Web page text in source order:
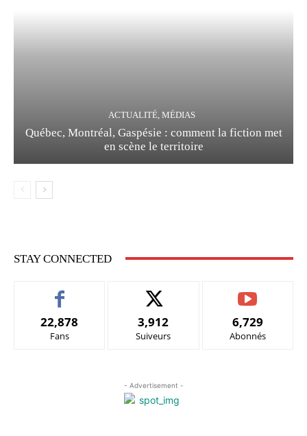
ACTUALITÉ, MÉDIAS
Québec, Montréal, Gaspésie : comment la fiction met
en scène le territoire
STAY CONNECTED
22,878
Fans
3,912
Suiveurs
6,729
Abonnés
- Advertisement -